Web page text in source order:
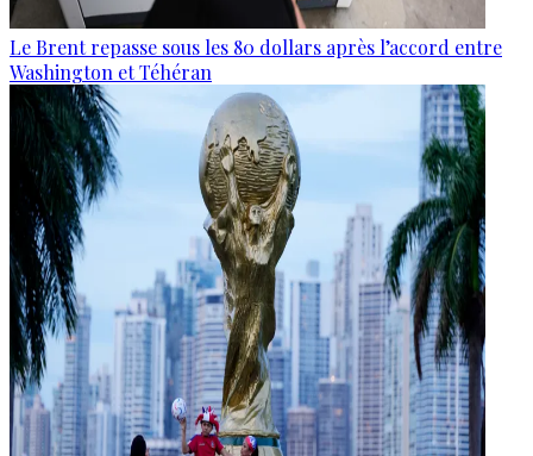
Le Brent repasse sous les 80 dollars après l’accord entre
Washington et Téhéran